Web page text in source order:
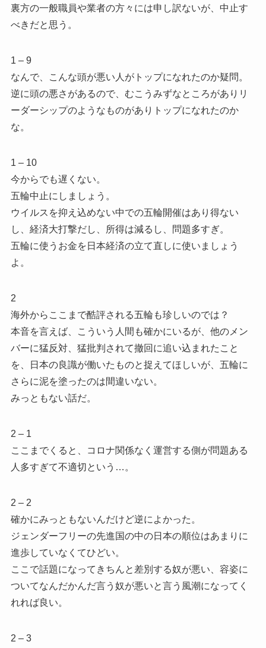
裏方の一般職員や業者の方々には申し訳ないが、中止す
べきだと思う。
1 – 9
なんで、こんな頭が悪い人がトップになれたのか疑問。
逆に頭の悪さがあるので、むこうみずなところがありリ
ーダーシップのようなものがありトップになれたのか
な。
1 – 10
今からでも遅くない。
五輪中止にしましょう。
ウイルスを抑え込めない中での五輪開催はあり得ない
し、経済大打撃だし、所得は減るし、問題多すぎ。
五輪に使うお金を日本経済の立て直しに使いましょう
よ。
2
海外からここまで酷評される五輪も珍しいのでは？
本音を言えば、こういう人間も確かにいるが、他のメン
バーに猛反対、猛批判されて撤回に追い込まれたこと
を、日本の良識が働いたものと捉えてほしいが、五輪に
さらに泥を塗ったのは間違いない。
みっともない話だ。
2 – 1
ここまでくると、コロナ関係なく運営する側が問題ある
人多すぎて不適切という…。
2 – 2
確かにみっともないんだけど逆によかった。
ジェンダーフリーの先進国の中の日本の順位はあまりに
進歩していなくてひどい。
ここで話題になってきちんと差別する奴が悪い、容姿に
ついてなんだかんだ言う奴が悪いと言う風潮になってく
れれば良い。
2 – 3